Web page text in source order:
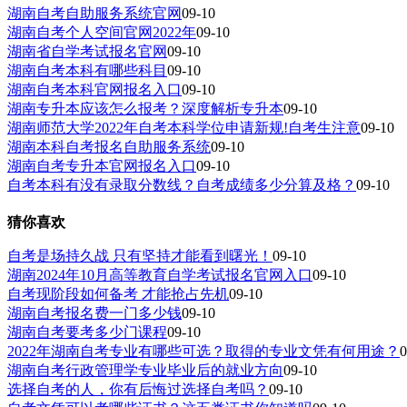
湖南自考自助服务系统官网09-10
湖南自考个人空间官网2022年09-10
湖南省自学考试报名官网09-10
湖南自考本科有哪些科目 09-10
湖南自考本科官网报名入口09-10
湖南专升本应该怎么报考？深度解析专升本09-10
湖南师范大学2022年自考本科学位申请新规!自考生注意09-10
湖南本科自考报名自助服务系统09-10
湖南自考专升本官网报名入口09-10
自考本科有没有录取分数线？自考成绩多少分算及格？ 09-10
猜你喜欢
自考是场持久战 只有坚持才能看到曙光！ 09-10
湖南2024年10月高等教育自学考试报名官网入口09-10
自考现阶段如何备考 才能抢占先机09-10
湖南自考报名费一门多少钱09-10
湖南自考要考多少门课程09-10
2022年湖南自考专业有哪些可选？取得的专业文凭有何用途？
湖南自考行政管理学专业毕业后的就业方向09-10
选择自考的人，你有后悔过选择自考吗？ 09-10